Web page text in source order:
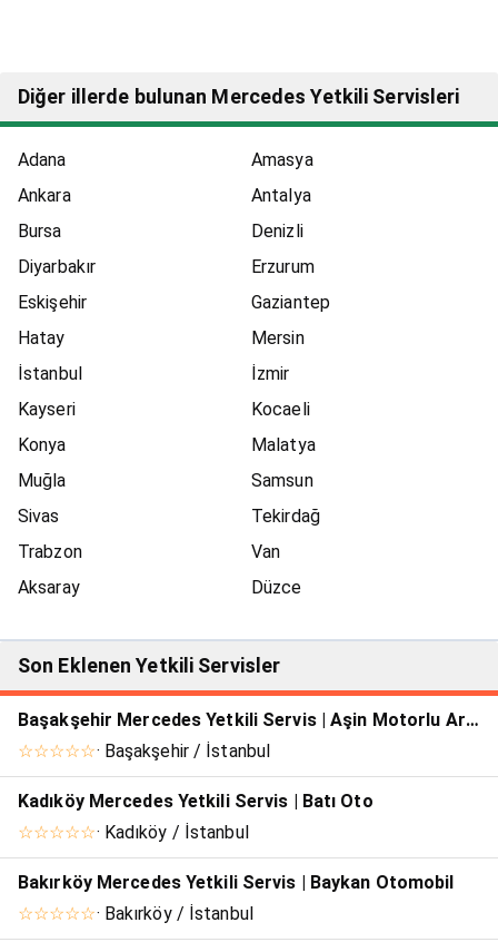
Diğer illerde bulunan Mercedes Yetkili Servisleri
Adana
Amasya
Ankara
Antalya
Bursa
Denizli
Diyarbakır
Erzurum
Eskişehir
Gaziantep
Hatay
Mersin
İstanbul
İzmir
Kayseri
Kocaeli
Konya
Malatya
Muğla
Samsun
Sivas
Tekirdağ
Trabzon
Van
Aksaray
Düzce
Son Eklenen Yetkili Servisler
Başakşehir Mercedes Yetkili Servis | Aşin Motorlu Araçlar Anonim Şirketi
☆☆☆☆☆· Başakşehir / İstanbul
Kadıköy Mercedes Yetkili Servis | Batı Oto
☆☆☆☆☆· Kadıköy / İstanbul
Bakırköy Mercedes Yetkili Servis | Baykan Otomobil
☆☆☆☆☆· Bakırköy / İstanbul